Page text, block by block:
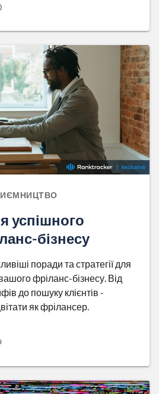
успішного
бізнесу
поради та стратегії для
фріланс-бізнесу. Від
до пошуку клієнтів -
як фрілансер.